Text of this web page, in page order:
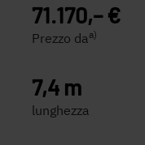
71.170,– €
Prezzo da a)
7,4 m
lunghezza